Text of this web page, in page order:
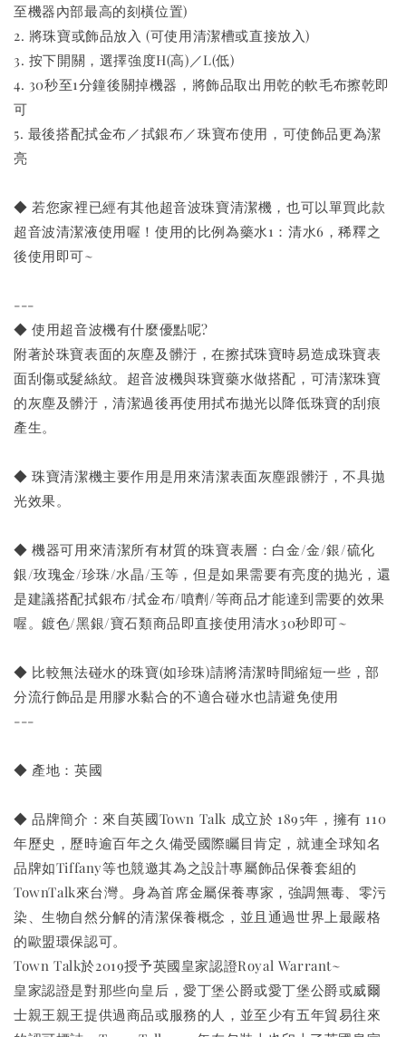
至機器內部最高的刻橫位置)
2. 將珠寶或飾品放入 (可使用清潔槽或直接放入)
3. 按下開關，選擇強度H(高)／L(低)
4. 30秒至1分鐘後關掉機器，將飾品取出用乾的軟毛布擦乾即
可
5. 最後搭配拭金布／拭銀布／珠寶布使用，可使飾品更為潔
亮
◆ 若您家裡已經有其他超音波珠寶清潔機，也可以單買此款
超音波清潔液使用喔！使用的比例為藥水1：清水6，稀釋之
後使用即可~
---
◆ 使用超音波機有什麼優點呢?
附著於珠寶表面的灰塵及髒汙，在擦拭珠寶時易造成珠寶表
面刮傷或髮絲紋。超音波機與珠寶藥水做搭配，可清潔珠寶
的灰塵及髒汙，清潔過後再使用拭布拋光以降低珠寶的刮痕
產生。
◆ 珠寶清潔機主要作用是用來清潔表面灰塵跟髒汙，不具拋
光效果。
◆ 機器可用來清潔所有材質的珠寶表層：白金/金/銀/硫化
銀/玫瑰金/珍珠/水晶/玉等，但是如果需要有亮度的抛光，還
是建議搭配拭銀布/拭金布/噴劑/等商品才能達到需要的效果
喔。鍍色/黑銀/寶石類商品即直接使用清水30秒即可~
◆ 比較無法碰水的珠寶(如珍珠)請將清潔時間縮短一些，部
分流行飾品是用膠水黏合的不適合碰水也請避免使用
---
◆ 產地：英國
◆ 品牌簡介：來自英國Town Talk 成立於 1895年，擁有 110
年歷史，歷時逾百年之久備受國際矚目肯定，就連全球知名
品牌如Tiffany等也競邀其為之設計專屬飾品保養套組的
TownTalk來台灣。身為首席金屬保養專家，強調無毒、零污
染、生物自然分解的清潔保養概念，並且通過世界上最嚴格
的歐盟環保認可。
Town Talk於2019授予英國皇家認證Royal Warrant~
皇家認證是對那些向皇后，愛丁堡公爵或愛丁堡公爵或威爾
士親王親王提供過商品或服務的人，並至少有五年貿易往來